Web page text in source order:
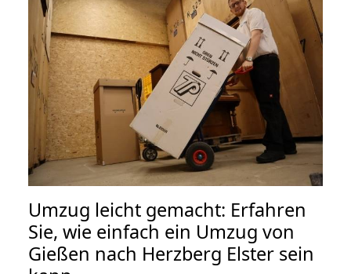
Umzug leicht gemacht: Erfahren
Sie, wie einfach ein Umzug von
Gießen nach Herzberg Elster sein